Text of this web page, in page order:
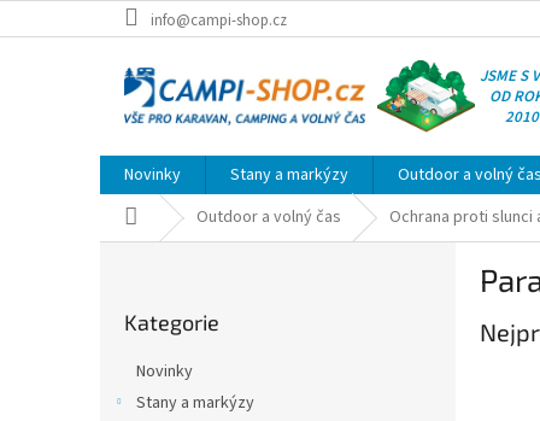
na
info@campi-shop.cz
JSME S
OD
2010
Novinky Stany a markýzy Outdoor a volný čas
Domů Outdoor a volný čas Ochrana proti slunci
kategorie
Kategorie
Novinky
Stany a markýzy